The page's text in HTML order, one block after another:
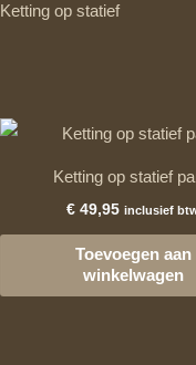
Ketting op statief
Ketting op statief
€ 49,95 inclusief
Toevoegen aan
winkelwagen